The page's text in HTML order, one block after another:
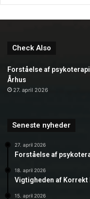
Check Also
Forståelse af
Århus
27. april 2026
Seneste nyheder
27. april 2026
Forståelse af
18. april 2026
Vigtigheden af Korrekt
15. april 2026